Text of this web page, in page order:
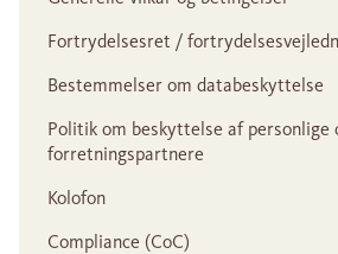
Fortrydelsesret /
Bestemmelser om databeskyttelse
Politik om beskyttelse af personlige
forretningspartnere
Kolofon
Compliance (CoC)